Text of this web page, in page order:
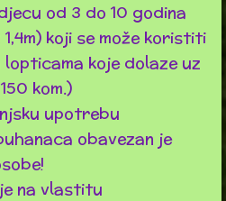
od 3 do 10 godina
1,4m) koji se može koristiti
koje dolaze uz
kom.)
upotrebu
obavezan je
na vlastitu